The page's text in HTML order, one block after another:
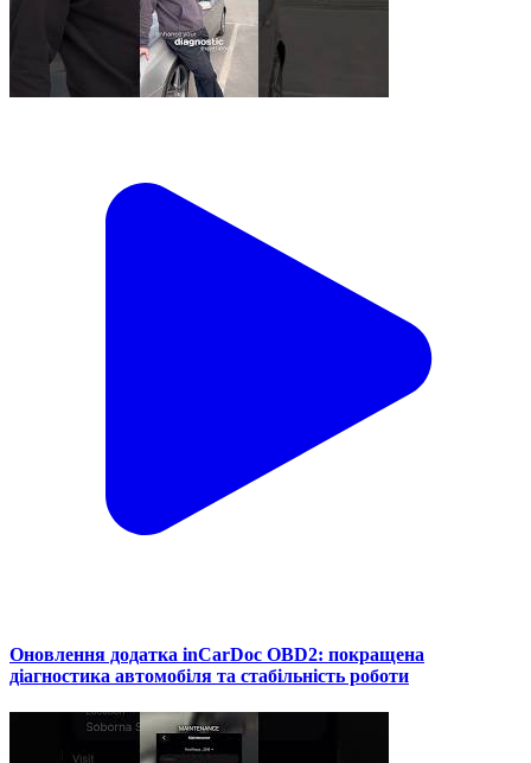
Оновлення додатка inCarDoc OBD2: покращена
діагностика автомобіля та стабільність роботи